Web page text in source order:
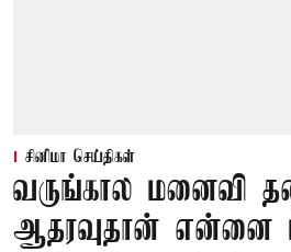
சினிமா செய்திகள்
வருங்கால மனைவி
ஆதரவுதான் என்னை